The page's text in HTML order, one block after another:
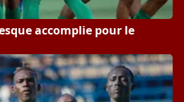
accomplie pour le